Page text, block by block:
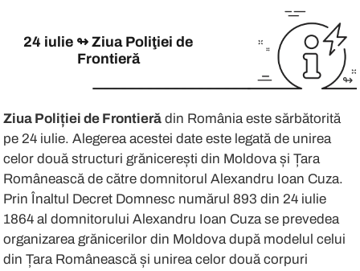
24 iulie ↬ Ziua Poliţiei de
Frontieră
↬
din
Ziua Poliției de Frontieră este
Majoritatea poliţiştilor de frontieră
Cu ocazia acestui moment festiv
Ziua Poliției de Frontieră din România este sărbătorită
pe 24 iulie. Alegerea acestei date este legată de unirea
celor două structuri grănicerești din Moldova și Țara
Românească de către domnitorul Alexandru Ioan Cuza.
Prin Înaltul Decret Domnesc numărul 893 din 24 iulie
1864 al domnitorului Alexandru Ioan Cuza se prevedea
organizarea grănicerilor din Moldova după modelul celui
din Țara Românească și unirea celor două corpuri